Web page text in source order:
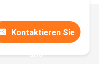
Kontaktieren Sie
uns